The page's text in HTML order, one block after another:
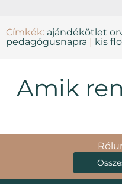
Címkék: ajándékötlet
pedagógusnapra | kis
Amik